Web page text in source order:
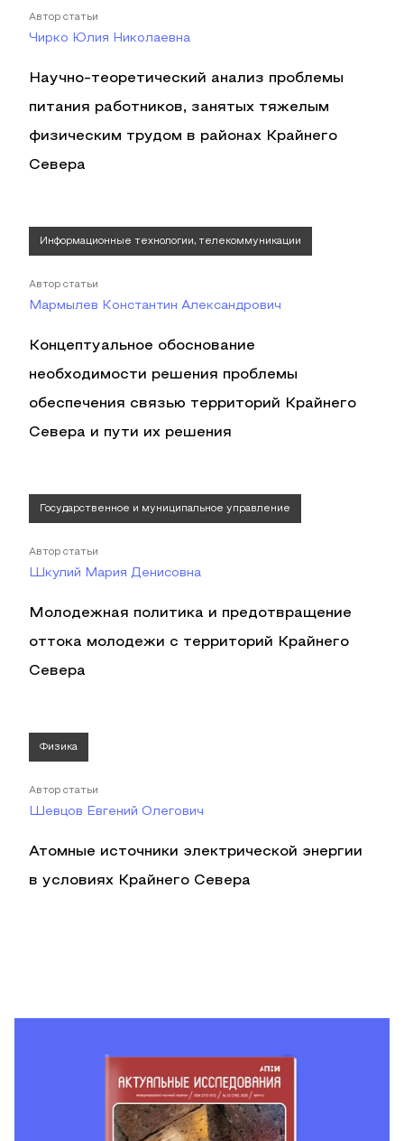
Автор статьи
Чирко Юлия Николаевна
Научно-теоретический анализ проблемы
питания работников, занятых тяжелым
физическим трудом в районах Крайнего
Севера
Информационные технологии, телекоммуникации
Автор статьи
Мармылев Константин Александрович
Концептуальное обоснование
необходимости решения проблемы
обеспечения связью территорий Крайнего
Севера и пути их решения
Государственное и муниципальное управление
Автор статьи
Шкулий Мария Денисовна
Молодежная политика и предотвращение
оттока молодежи с территорий Крайнего
Севера
Физика
Автор статьи
Шевцов Евгений Олегович
Атомные источники электрической энергии
в условиях Крайнего Севера